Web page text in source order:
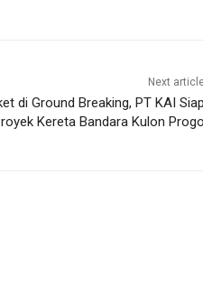
Next
di Ground Breaking, PT KAI Siap
Kereta Bandara Kulon Progo